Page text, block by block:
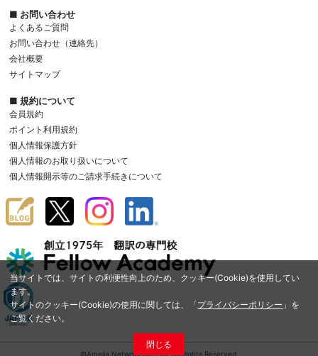
当サイトでは、サイトの利便性向上のため、クッキー(Cookie)を使用してい
ます。
サイトのクッキー(Cookie)の使用に関しては、「プライバシーポリシー 」を
ご覧ください。
閉じる
■ お問い合わせ
よくあるご質問
お問い合わせ（連絡先）
会社概要
サイトマップ
■ 規約について
会員規約
ポイント利用規約
個人情報保護方針
個人情報のお取り扱いについて
個人情報開示等のご請求手続きについて
©Amelia Network Co.,Ltd. All Rights Reserved.